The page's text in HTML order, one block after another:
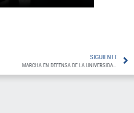
SIGUIENTE
MARCHA EN DEFENSA DE LA UNIVERSIDAD PÚBLICA